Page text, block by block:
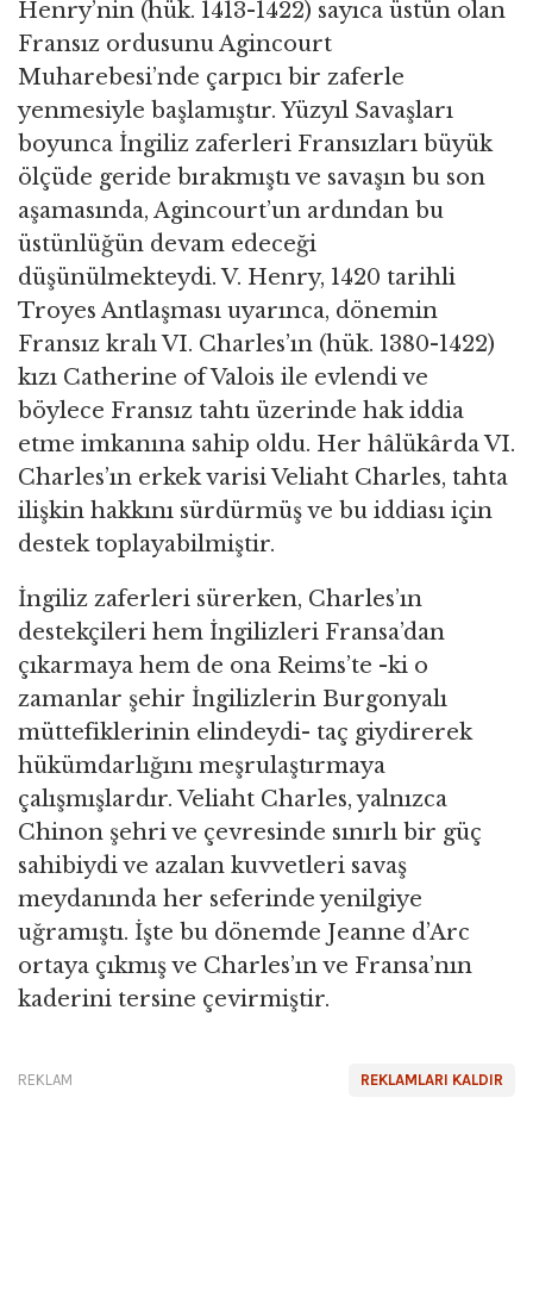
Henry’nin (hük. 1413-1422) sayıca üstün olan
Fransız ordusunu Agincourt
Muharebesi’nde çarpıcı bir zaferle
yenmesiyle başlamıştır. Yüzyıl Savaşları
boyunca İngiliz zaferleri Fransızları büyük
ölçüde geride bırakmıştı ve savaşın bu son
aşamasında, Agincourt’un ardından bu
üstünlüğün devam edeceği
düşünülmekteydi. V. Henry, 1420 tarihli
Troyes Antlaşması uyarınca, dönemin
Fransız kralı VI. Charles’ın (hük. 1380-1422)
kızı Catherine of Valois ile evlendi ve
böylece Fransız tahtı üzerinde hak iddia
etme imkanına sahip oldu. Her hâlükârda VI.
Charles’ın erkek varisi Veliaht Charles, tahta
ilişkin hakkını sürdürmüş ve bu iddiası için
destek toplayabilmiştir.
İngiliz zaferleri sürerken, Charles’ın
destekçileri hem İngilizleri Fransa’dan
çıkarmaya hem de ona Reims’te -ki o
zamanlar şehir İngilizlerin Burgonyalı
müttefiklerinin elindeydi- taç giydirerek
hükümdarlığını meşrulaştırmaya
çalışmışlardır. Veliaht Charles, yalnızca
Chinon şehri ve çevresinde sınırlı bir güç
sahibiydi ve azalan kuvvetleri savaş
meydanında her seferinde yenilgiye
uğramıştı. İşte bu dönemde Jeanne d’Arc
ortaya çıkmış ve Charles’ın ve Fransa’nın
kaderini tersine çevirmiştir.
REKLAMLARI KALDIR
REKLAM